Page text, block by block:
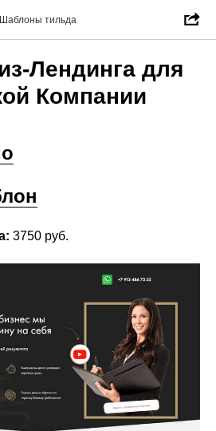
Шаблоны тильда
Лендинга для
Компании
3750 руб.